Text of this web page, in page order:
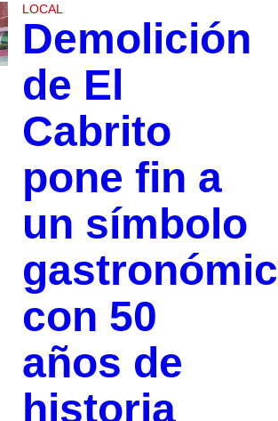
LOCAL
Demolición
de El
Cabrito
pone fin a
un símbolo
con 50
años de
historia